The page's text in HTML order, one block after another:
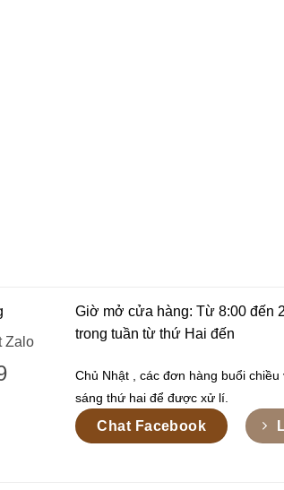
Zalo
Giờ mở cửa hàng: Từ 8:00 đến
trong tuần từ thứ Hai đến
Chủ Nhật , các đơn hàng buổi
sáng thứ hai để được xử lí.
Chat Facebook